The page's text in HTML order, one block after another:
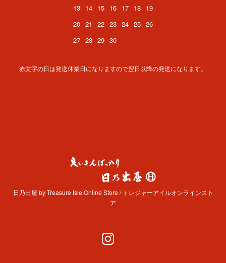
13 14 15 16 17 18 19
20 21 22 23 24 25 26
27 28 29 30
赤文字の日は発送休業日になりますので翌日以降の発送になります。
日乃出屋 by Treasure Isle Online Store / トレジャーアイルオンラインスト
ア